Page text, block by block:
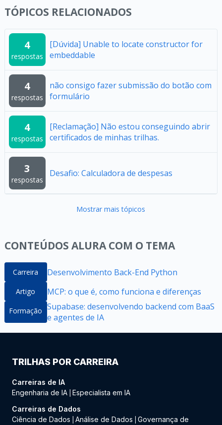
TÓPICOS RELACIONADOS
4
respostas
[Dúvida] Unable to locate constructor for
embeddable
4
respostas
não consigo fazer submissão do botão com
formulário
4
respostas
[Reclamação] Não estou conseguindo abrir
certificados de minhas trilhas.
3
respostas
Desafio: Calculadora de despesas
Mostrar mais tópicos
CONTEÚDOS ALURA COM O TEMA
Carreira Desenvolvimento Back-End Python
Artigo MCP: o que é, como funciona e diferenças
Formação Supabase: desenvolvendo backend com BaaS
e agentes de IA
TRILHAS POR CARREIRA
Carreiras de IA
Engenharia de IA Especialista em IA
Carreiras de Dados
Ciência de Dados
Análise de Dados
Governança de